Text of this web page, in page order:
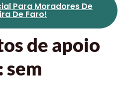
Para Moradores De
De Faro!
de apoio